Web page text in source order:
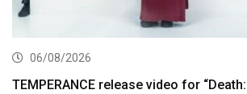
06/08/2026
TEMPERANCE release video for